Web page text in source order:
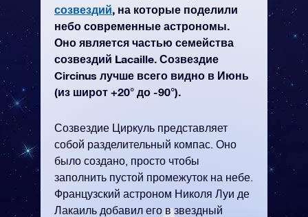
созвездий, на которые поделили
небо современные астрономы.
Оно является частью семейства
созвездий Lacaille. Созвездие
Circinus лучше всего видно в Июнь
(из широт +20° до -90°).
Созвездие Циркуль представляет
собой разделительный компас. Оно
было создано, просто чтобы
заполнить пустой промежуток на небе.
Французский астроном Николя Луи де
Лакаиль добавил его в звездный